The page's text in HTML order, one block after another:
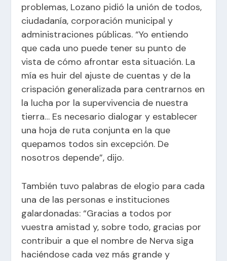
problemas, Lozano pidió la unión de todos,
ciudadanía, corporación municipal y
administraciones públicas. “Yo entiendo
que cada uno puede tener su punto de
vista de cómo afrontar esta situación. La
mía es huir del ajuste de cuentas y de la
crispación generalizada para centrarnos en
la lucha por la supervivencia de nuestra
tierra… Es necesario dialogar y establecer
una hoja de ruta conjunta en la que
quepamos todos sin excepción. De
nosotros depende”, dijo.
También tuvo palabras de elogio para cada
una de las personas e instituciones
galardonadas: “Gracias a todos por
vuestra amistad y, sobre todo, gracias por
contribuir a que el nombre de Nerva siga
haciéndose cada vez más grande y